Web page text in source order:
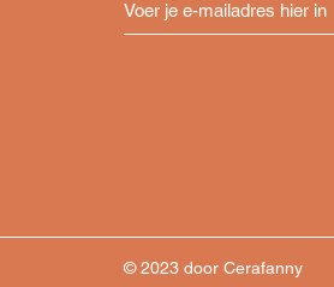
© 2023 door Cerafanny